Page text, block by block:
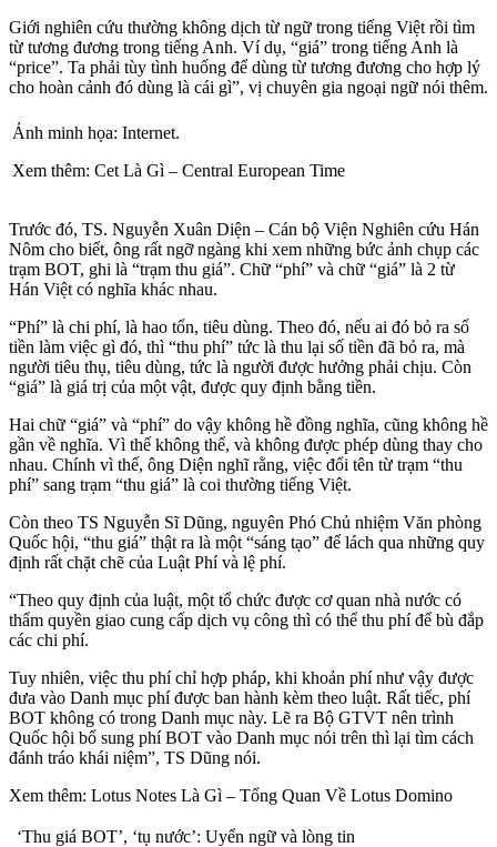
Giới nghiên cứu thường không dịch từ ngữ trong tiếng Việt rồi tìm
từ tương đương trong tiếng Anh. Ví dụ, “giá” trong tiếng Anh là
“price”. Ta phải tùy tình huống để dùng từ tương đương cho hợp lý
cho hoàn cảnh đó dùng là cái gì”, vị chuyên gia ngoại ngữ nói thêm.
Ảnh minh họa: Internet.
Xem thêm: Cet Là Gì – Central European Time
Trước đó, TS. Nguyễn Xuân Diện – Cán bộ Viện Nghiên cứu Hán
Nôm cho biết, ông rất ngỡ ngàng khi xem những bức ảnh chụp các
trạm BOT, ghi là “trạm thu giá”. Chữ “phí” và chữ “giá” là 2 từ
Hán Việt có nghĩa khác nhau.
“Phí” là chi phí, là hao tổn, tiêu dùng. Theo đó, nếu ai đó bỏ ra số
tiền làm việc gì đó, thì “thu phí” tức là thu lại số tiền đã bỏ ra, mà
người tiêu thụ, tiêu dùng, tức là người được hưởng phải chịu. Còn
“giá” là giá trị của một vật, được quy định bằng tiền.
Hai chữ “giá” và “phí” do vậy không hề đồng nghĩa, cũng không hề
gần về nghĩa. Vì thế không thể, và không được phép dùng thay cho
nhau. Chính vì thế, ông Diện nghĩ rằng, việc đổi tên từ trạm “thu
phí” sang trạm “thu giá” là coi thường tiếng Việt.
Còn theo TS Nguyễn Sĩ Dũng, nguyên Phó Chủ nhiệm Văn phòng
Quốc hội, “thu giá” thật ra là một “sáng tạo” để lách qua những quy
định rất chặt chẽ của Luật Phí và lệ phí.
“Theo quy định của luật, một tổ chức được cơ quan nhà nước có
thẩm quyền giao cung cấp dịch vụ công thì có thể thu phí để bù đắp
các chi phí.
Tuy nhiên, việc thu phí chỉ hợp pháp, khi khoản phí như vậy được
đưa vào Danh mục phí được ban hành kèm theo luật. Rất tiếc, phí
BOT không có trong Danh mục này. Lẽ ra Bộ GTVT nên trình
Quốc hội bổ sung phí BOT vào Danh mục nói trên thì lại tìm cách
đánh tráo khái niệm”, TS Dũng nói.
Xem thêm: Lotus Notes Là Gì – Tổng Quan Về Lotus Domino
‘Thu giá BOT’, ‘tụ nước’: Uyển ngữ và lòng tin